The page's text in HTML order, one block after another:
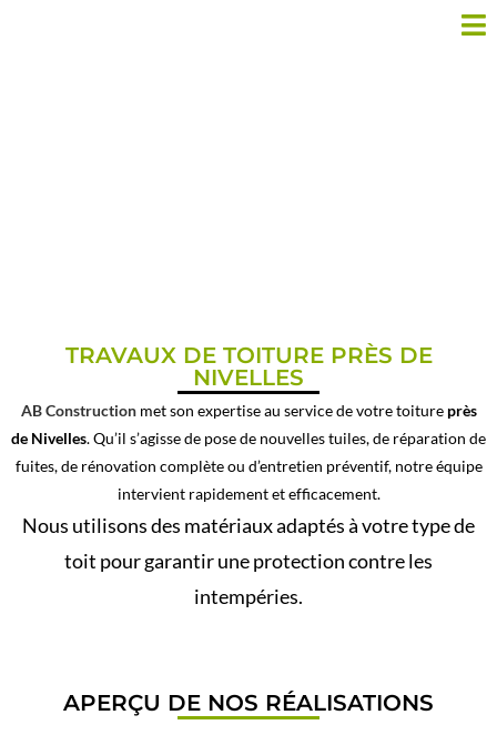
TRAVAUX DE TOITURE PRÈS DE
NIVELLES
AB Constructionmet son expertise au service de votre toiture près
de Nivelles. Qu’il s’agisse de pose de nouvelles tuiles, de réparation de
fuites, de rénovation complète ou d’entretien préventif, notre équipe
intervient rapidement et efficacement.
Nous utilisons des matériaux adaptés à votre type de
toit pour garantir une protectioncontre les
intempéries.
APERÇU DE NOS RÉALISATIONS